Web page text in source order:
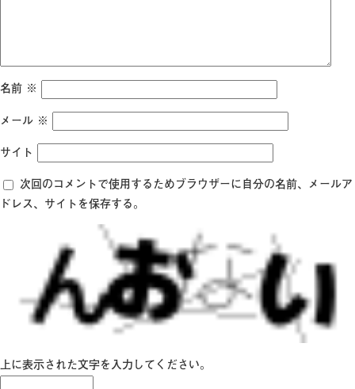
名前 ※
メール ※
サイト
次回のコメントで使用するためブラウザーに自分の名前、メールア
ドレス、サイトを保存する。
上に表示された文字を入力してください。